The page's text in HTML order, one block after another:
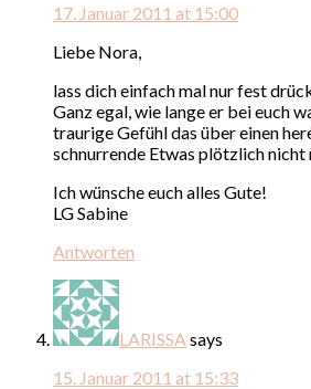
17. Januar 2011 at 15:00
Liebe Nora,
lass dich einfach mal nur fest
Ganz egal, wie lange er bei euch
traurige Gefühl das über einen
schnurrende Etwas plötzlich nicht
Ich wünsche euch alles Gute!
LG Sabine
Antworten
LARISSA says
15. Januar 2011 at 15:33